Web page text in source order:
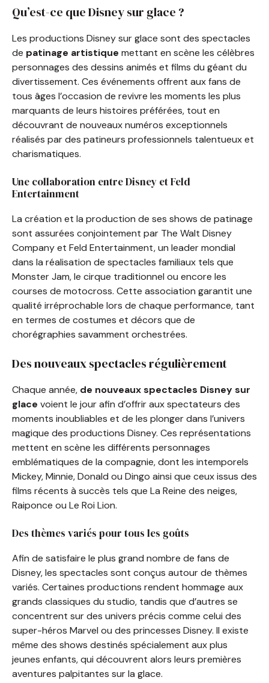
Qu’est-ce que Disney sur glace ?
Les productions Disney sur glace sont des spectacles
de patinage artistique mettant en scène les célèbres
personnages des dessins animés et films du géant du
divertissement. Ces événements offrent aux fans de
tous âges l’occasion de revivre les moments les plus
marquants de leurs histoires préférées, tout en
découvrant de nouveaux numéros exceptionnels
réalisés par des patineurs professionnels talentueux et
charismatiques.
Une collaboration entre Disney et Feld
Entertainment
La création et la production de ses shows de patinage
sont assurées conjointement par The Walt Disney
Company et Feld Entertainment, un leader mondial
dans la réalisation de spectacles familiaux tels que
Monster Jam, le cirque traditionnel ou encore les
courses de motocross. Cette association garantit une
qualité irréprochable lors de chaque performance, tant
en termes de costumes et décors que de
chorégraphies savamment orchestrées.
Des nouveaux spectacles régulièrement
Chaque année, de nouveaux spectacles Disney sur
glace voient le jour afin d’offrir aux spectateurs des
moments inoubliables et de les plonger dans l’univers
magique des productions Disney. Ces représentations
mettent en scène les différents personnages
emblématiques de la compagnie, dont les intemporels
Mickey, Minnie, Donald ou Dingo ainsi que ceux issus des
films récents à succès tels que La Reine des neiges,
Raiponce ou Le Roi Lion.
Des thèmes variés pour tous les goûts
Afin de satisfaire le plus grand nombre de fans de
Disney, les spectacles sont conçus autour de thèmes
variés. Certaines productions rendent hommage aux
grands classiques du studio, tandis que d’autres se
concentrent sur des univers précis comme celui des
super-héros Marvel ou des princesses Disney. Il existe
même des shows destinés spécialement aux plus
jeunes enfants, qui découvrent alors leurs premières
aventures palpitantes sur la glace.